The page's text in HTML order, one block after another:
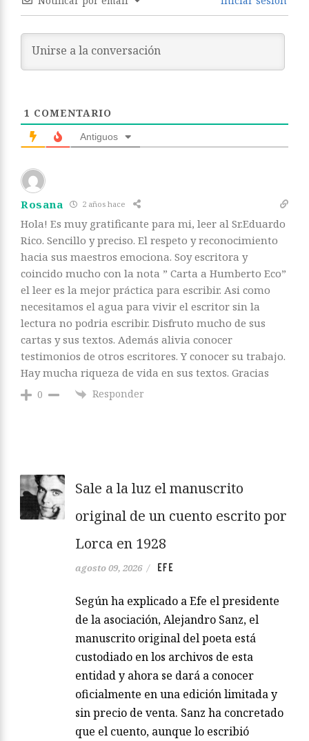
1 COMENTARIO
Antiguos
Rosana 2 años hace
Hola! Es muy gratificante para mi, leer al Sr.Eduardo
Rico. Sencillo y preciso. El respeto y reconocimiento
hacia sus maestros emociona. Soy escritora y
coincido mucho con la nota ” Carta a Humberto Eco”
el leer es la mejor práctica para escribir. Asi como
necesitamos el agua para vivir el escritor sin la
lectura no podria escribir. Disfruto mucho de sus
cartas y sus textos. Además alivia conocer
testimonios de otros escritores. Y conocer su trabajo.
Hay mucha riqueza de vida en sus textos. Gracias
0 Responder
Sale a la luz el manuscrito
original de un cuento escrito por
Lorca en 1928
agosto 09, 2026 / EFE
Según ha explicado a Efe el presidente
de la asociación, Alejandro Sanz, el
manuscrito original del poeta está
custodiado en los archivos de esta
entidad y ahora se dará a conocer
oficialmente en una edición limitada y
sin precio de venta. Sanz ha concretado
que el cuento, aunque lo escribió